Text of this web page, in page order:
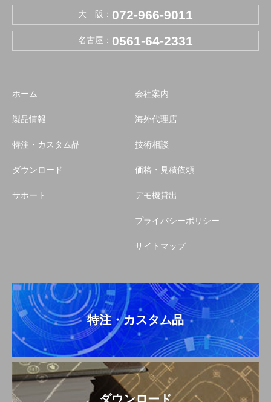
大 阪： 072-966-9011
名古屋： 0561-64-2331
ホーム
製品情報
特注・カスタム品
ダウンロード
サポート
会社案内
海外代理店
技術相談
価格・見積依頼
デモ機貸出
プライバシーポリシー
サイトマップ
特注・カスタム品
ダウンロード